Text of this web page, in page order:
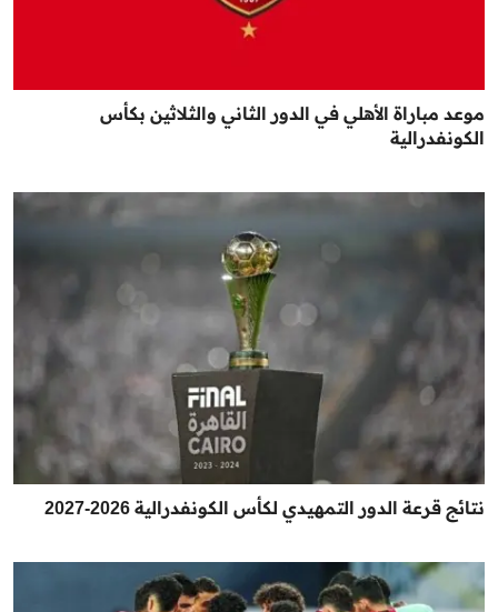
موعد مباراة الأهلي في الدور الثاني والثلاثين بكأس
الكونفدرالية
نتائج قرعة الدور التمهيدي لكأس الكونفدرالية 2026-2027